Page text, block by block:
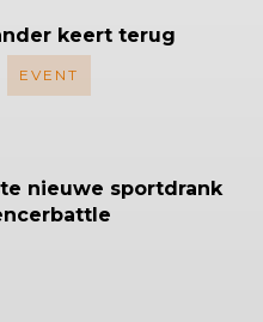
keert terug
EVENT
nieuwe sportdrank